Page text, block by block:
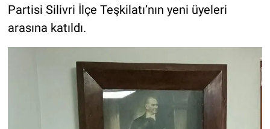
Partisi Silivri İlçe Teşkilatı’nın yeni üyeleri
arasına katıldı.